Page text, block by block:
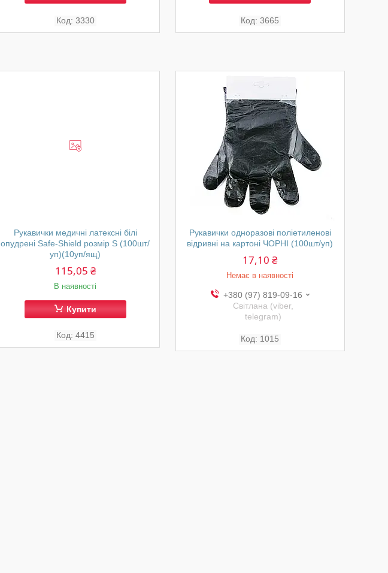
3330 3665
Рукавички медичні латексні білі
опудрені Safe-Shield розмір S (100шт/
уп)(10уп/ящ)
115,05 ₴
В наявності
Купити
4415
Рукавички одноразові поліетиленові
відривні на картоні ЧОРНІ (100шт/уп)
17,10 ₴
Немає в наявності
+380 (97) 819-09-16
Світлана (viber,
telegram)
1015